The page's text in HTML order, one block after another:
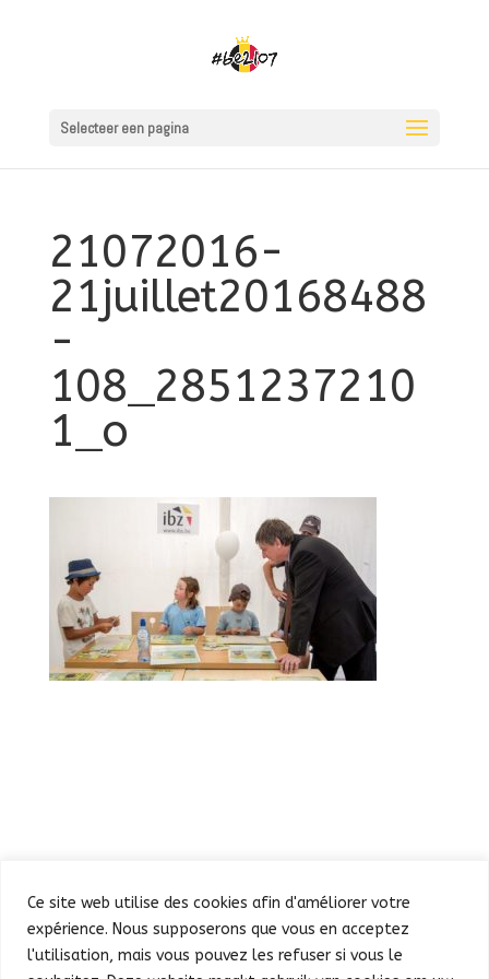
Ce site web utilise des cookies afin d'améliorer votre
expérience. Nous supposerons que vous en acceptez
l'utilisation, mais vous pouvez les refuser si vous le
Selecteer een pagina
21072016-
21juillet20168488
-
108_2851237210
1_o